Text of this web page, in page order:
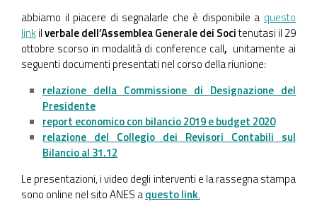
abbiamo il piacere di segnalarle che è disponibile a questo
linkilverbale dell’Assemblea Generale dei Socitenutasi il 29
ottobre scorso in modalità di conference call, unitamente ai
seguenti documenti presentati nel corso della riunione:
relazione della Commissione di Designazione del
Presidente
report economico con bilancio 2019 e budget 2020
relazione del Collegio dei Revisori Contabili sul
Bilancio al 31.12
Le presentazioni, i video degli interventi e la rassegna stampa
sono online nel sito ANES aquesto link.